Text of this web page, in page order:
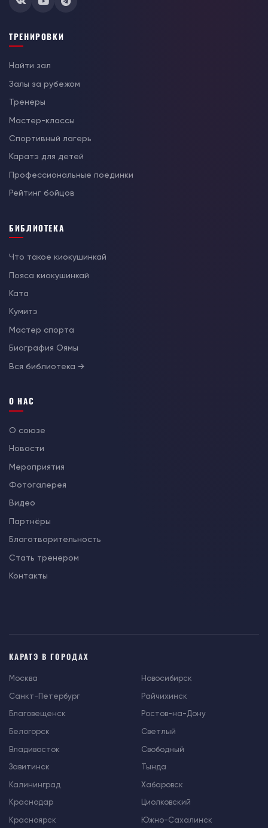
ТРЕНИРОВКИ
Найти зал
Залы за рубежом
Тренеры
Мастер-классы
Спортивный лагерь
Каратэ для детей
Профессиональные поединки
Рейтинг бойцов
БИБЛИОТЕКА
Что такое киокушинкай
Пояса киокушинкай
Ката
Кумитэ
Мастер спорта
Биография Оямы
Вся библиотека →
О НАС
О союзе
Новости
Мероприятия
Фотогалерея
Видео
Партнёры
Благотворительность
Стать тренером
Контакты
КАРАТЭ В ГОРОДАХ
Москва
Санкт-Петербург
Благовещенск
Белогорск
Владивосток
Завитинск
Калининград
Краснодар
Красноярск
Новосибирск
Райчихинск
Ростов-на-Дону
Светлый
Свободный
Тында
Хабаровск
Циолковский
Южно-Сахалинск